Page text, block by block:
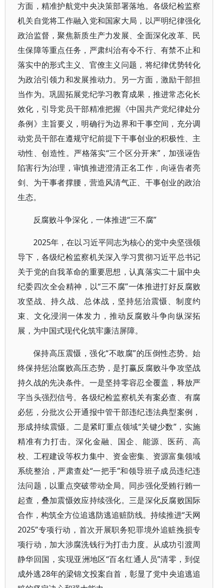
方面，精准护航党中央决策部署落地。各级纪检监察
机关自觉将工作融入党和国家大局，以严明纪律强化
政治监督，聚焦新质生产力发展、全面深化改革、民
生保障等重点任务，严肃纠治有令不行、有禁不止和
落实中的形式主义、官僚主义问题，将纪律优势转化
为政治引领力和发展推动力。另一方面，激励干部担
当作为。巩固拓展党纪学习教育成果，推进常态化长
效化，引导党员干部精准把握《中国共产党纪律处分
条例》主旨要义，明确行为边界和干事空间，充分调
动党员干部在遵规守纪前提下干事创业的积极性、主
动性、创造性。严格落实“三个区分开来”，加强诬告
陷害行为治理，审慎推进澄清正名工作，向诬告者亮
剑、为干事者撑腰，营造风清气正、干事创业的政治
生态。
反腐败斗争深化，一体推进“三不腐”
2025年，在以习近平同志为核心的党中央坚强领
导下，各级纪检监察机关深入学习贯彻习近平总书记
关于党的自我革命的重要思想，认真落实二十届中央
纪委四次全会精神，以“三不腐”一体推进打好反腐败
攻坚战、持久战、总体战，坚持惩治震慑、制度约
束、文化浸润一体发力，推动反腐败斗争向纵深拓
展，为中国式现代化筑牢廉洁屏障。
保持高压震慑，强化“不敢腐”的压倒性态势。始
终保持惩治腐败高压态势，是打赢反腐败斗争攻坚战
持久战的先决条件。一是坚持零容忍全覆盖，释放严
字当头强烈信号。各级纪检监察机关有案必查、有腐
必惩，分批次公开通报中管干部违纪违法典型案例，
形成持续震慑。二是紧盯重点领域“关键少数”，实施
精准有力打击。深化金融、国企、能源、医药、高
校、工程建设等权力集中、资金密集、资源富集领域
系统整治，严肃查处“一把手”和领导班子成员违纪违
法问题，以重点突破带动全局。同步强化受贿行贿一
起查，叠加震慑效应持续强化。三是深化反腐败国际
合作，构筑全方位追逃防逃追赃防线。持续推进“天网
2025”专项行动，首次开展职务犯罪境外追赃挽损专
项行动，加大涉腐洗钱行为打击力度。从成功引渡周
静华回国，实现亚洲地区“百名红通人员”清零，到促
成外逃28年的梁锦文投案自首，彰显了党中央追逃追